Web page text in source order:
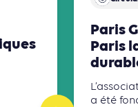
Paris
Paris
a été